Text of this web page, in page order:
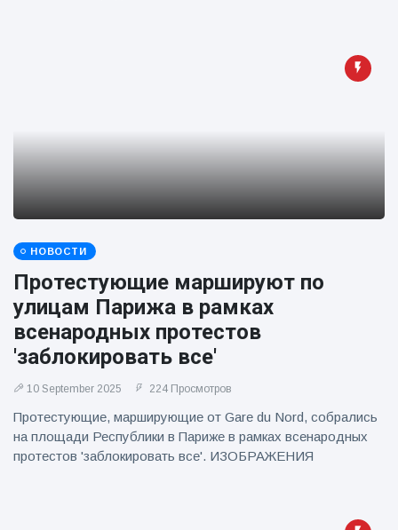
НОВОСТИ
Протестующие маршируют по
улицам Парижа в рамках
всенародных протестов
'заблокировать все'
10 September 2025 224 Просмотров
Протестующие, марширующие от Gare du Nord, собрались
на площади Республики в Париже в рамках всенародных
протестов 'заблокировать все'. ИЗОБРАЖЕНИЯ